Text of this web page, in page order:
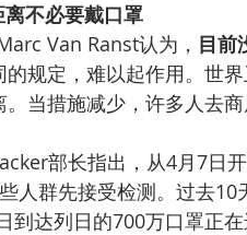
不必要戴口罩
Van Ranst认为， 目前
规定，难以起作用。世
当措施减少，许多人去
部长指出，从4月7日
人群先接受检测。过去10
达列日的700万口罩正在